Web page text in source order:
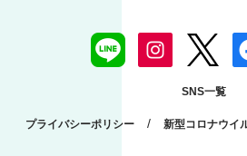
SNS一覧
プライバシーポリシー / 新型コロナウイ